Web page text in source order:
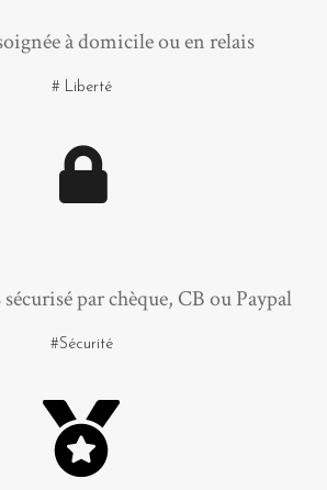
à domicile ou en relais
# Liberté
par chèque, CB ou Paypal
#Sécurité